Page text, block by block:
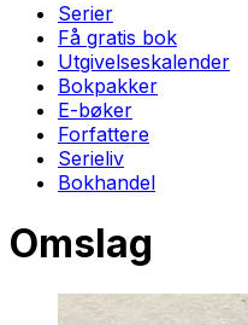
Serier
Få gratis bok
Utgivelseskalender
Bokpakker
E-bøker
Forfattere
Serieliv
Bokhandel
Omslag